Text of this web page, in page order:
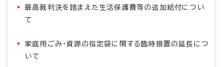
最高裁判決を踏まえた生活保護費等の追加給付につい
て
家庭用ごみ・資源の指定袋に関する臨時措置の延長につ
いて